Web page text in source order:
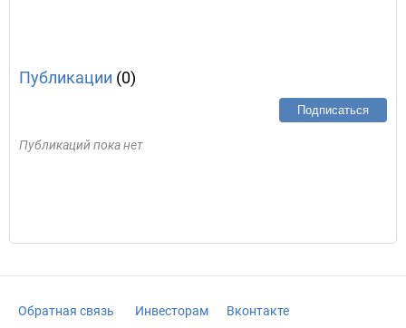
Публикации (0)
Подписаться
Публикаций пока нет
Обратная связь Инвесторам
Вконтакте